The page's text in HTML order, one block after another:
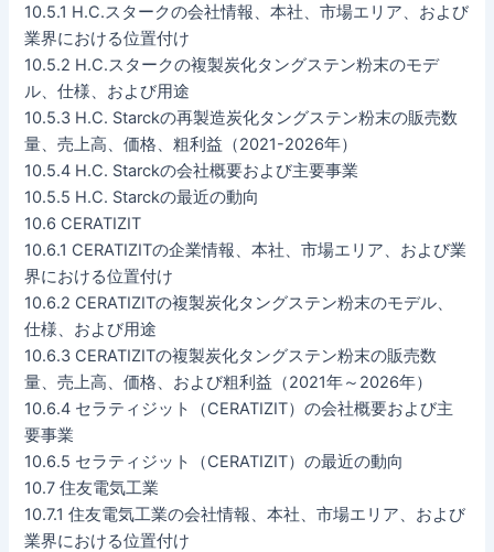
10.5.1 H.C.スタークの会社情報、本社、市場エリア、および
業界における位置付け
10.5.2 H.C.スタークの複製炭化タングステン粉末のモデ
ル、仕様、および用途
10.5.3 H.C. Starckの再製造炭化タングステン粉末の販売数
量、売上高、価格、粗利益（2021-2026年）
10.5.4 H.C. Starckの会社概要および主要事業
10.5.5 H.C. Starckの最近の動向
10.6 CERATIZIT
10.6.1 CERATIZITの企業情報、本社、市場エリア、および業
界における位置付け
10.6.2 CERATIZITの複製炭化タングステン粉末のモデル、
仕様、および用途
10.6.3 CERATIZITの複製炭化タングステン粉末の販売数
量、売上高、価格、および粗利益（2021年～2026年）
10.6.4 セラティジット（CERATIZIT）の会社概要および主
要事業
10.6.5 セラティジット（CERATIZIT）の最近の動向
10.7 住友電気工業
10.7.1 住友電気工業の会社情報、本社、市場エリア、および
業界における位置付け